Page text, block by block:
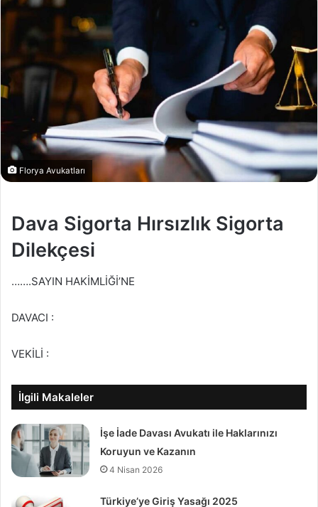
Florya Avukatları
Dava Sigorta Hırsızlık Sigorta
Dilekçesi
…….SAYIN HAKİMLİĞİ’NE
DAVACI :
VEKİLİ :
İlgili Makaleler
İşe İade Davası Avukatı ile Haklarınızı
Koruyun ve Kazanın
4 Nisan 2026
Türkiye’ye Giriş Yasağı 2025